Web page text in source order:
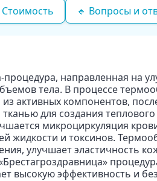
Стоимость 🔹 Вопросы и
направленная на
тела. В процессе
активных компонентов,
для создания
микроциркуляция
жидкости и токсинов.
улучшает эластичность
высокую эффективность и